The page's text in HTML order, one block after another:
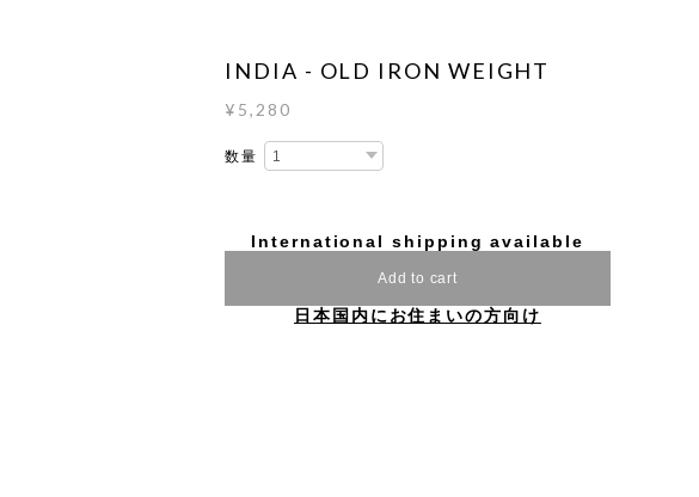
INDIA - OLD IRON WEIGHT
¥5,280
数量
International shipping available
Add to cart
日本国内にお住まいの方向け